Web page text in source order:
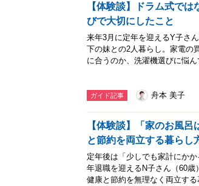
【体験談】ドラム式で
びで大切にしたこと
来年3月に定年を迎えるY子さ
下の妹との2人暮らし。家電の
に合うのか、洗濯機選びに悩
ガイド記事 舟本 美子
【体験談】「家のお風
と節約を両立する暮らし
定年後は「少しでも家計にか
年退職を迎えるN子さん（60歳
健康と節約を無理なく両立す